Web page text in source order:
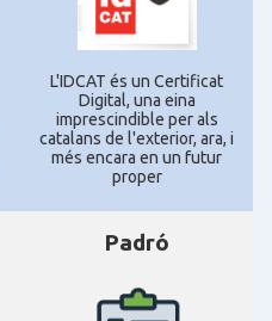
L'IDCAT és un Certificat
Digital, una eina
imprescindible per als
catalans de l'exterior, ara, i
més encara en un futur
proper
Padró